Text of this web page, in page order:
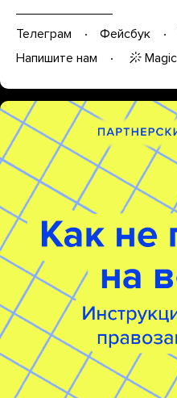
Телеграм Фейсбук
Напишите нам